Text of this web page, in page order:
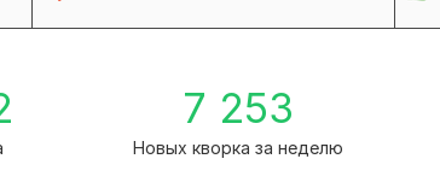
7 253
Новых кворка за неделю